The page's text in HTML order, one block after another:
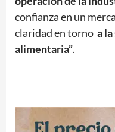
confianza en un
claridad en torno a
alimentaria”.